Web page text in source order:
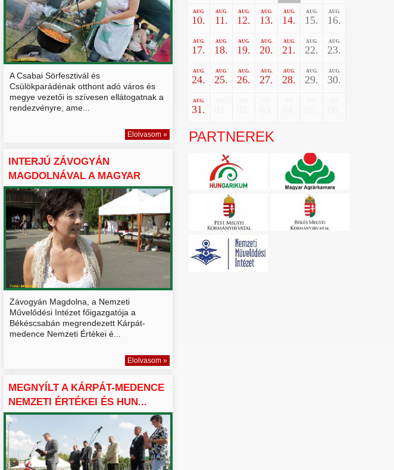
A Csabai Sörfesztivál és
Csülökparádénak otthont adó város és
megye vezetői is szívesen ellátogatnak a
rendezvényre, ame...
Elolvasom »
INTERJÚ ZÁVOGYÁN
MAGDOLNÁVAL A MAGYAR
ÉRTÉKEK VÁ...
Závogyán Magdolna, a Nemzeti
Művelődési Intézet főigazgatója a
Békéscsabán megrendezett Kárpát-
medence Nemzeti Értékei é...
Elolvasom »
MEGNYÍLT A KÁRPÁT-MEDENCE
NEMZETI ÉRTÉKEI ÉS HUN...
AUG.
10.
AUG.
11.
AUG.
12.
AUG.
13.
AUG.
14.
AUG.
15.
AUG.
16.
AUG.
17.
AUG.
18.
AUG.
19.
AUG.
20.
AUG.
21.
AUG.
22.
AUG.
23.
AUG.
24.
AUG.
25.
AUG.
26.
AUG.
27.
AUG.
28.
AUG.
29.
AUG.
30.
AUG.
31.
PARTNEREK